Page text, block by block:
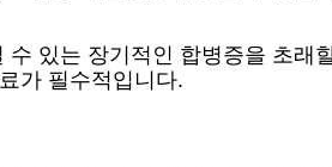
있는 장기적인 합병증을 초래
가 필수적입니다.